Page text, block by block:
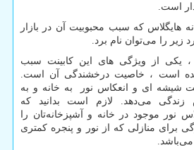
است.
هایگلاس که سبب محبوبیت آن در بازار
زیر را میتوان نام برد.
یکی از ویژگی ‌های این کابینت سبب
است ، خاصیت درخشندگی آن است.
شیشه ای و انعکاس نور به خانه و به
می‌دهد. لازم است بدانید که
نور موجود در خانه و آشپزخانهتان را
برای منازلی که از نور و پنجره کمتری